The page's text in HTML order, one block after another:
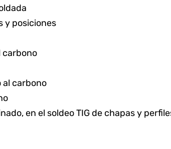
y posiciones
carbono
al carbono
en el soldeo TIG de chapas y